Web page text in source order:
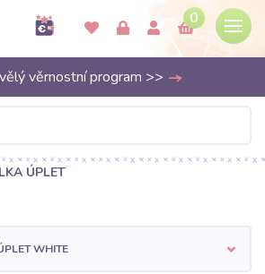
0
věrnostní program >>
ÚPLET
WHITE